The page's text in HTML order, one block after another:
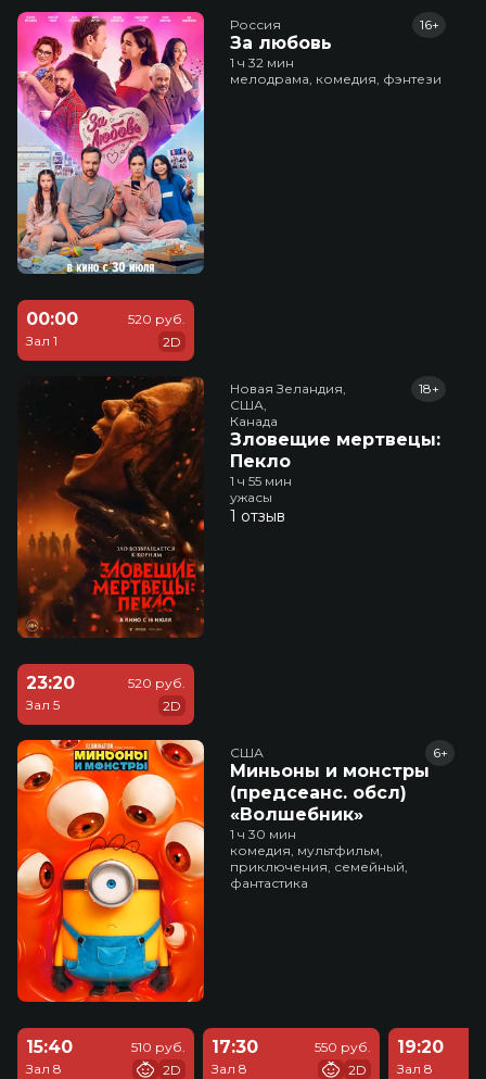
Россия
За любовь
16+
1 ч 32 мин
мелодрама, комедия, фэнтези
00:00
Зал 1
520 руб.
2D
Новая Зеландия,
США,
Канада
Зловещие мертвецы:
Пекло
18+
1 ч 55 мин
ужасы
1 отзыв
23:20
Зал 5
520 руб.
2D
США
Миньоны и монстры
(предсеанс. обсл)
«Волшебник»
6+
1 ч 30 мин
комедия, мультфильм,
приключения, семейный,
фантастика
15:40
Зал 8
510 руб.
2D
17:30
Зал 8
550 руб.
2D
19:20
Зал 8